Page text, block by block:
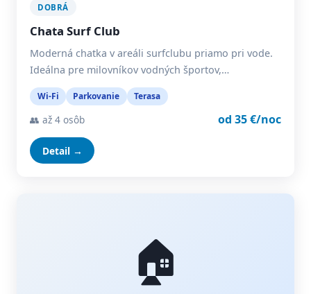
DOBRÁ
Chata Surf Club
Moderná chatka v areáli surfclubu priamo pri vode.
Ideálna pre milovníkov vodných športov,…
Wi-Fi Parkovanie Terasa
👥 až 4 osôb od 35 €/noc
Detail →
🏠